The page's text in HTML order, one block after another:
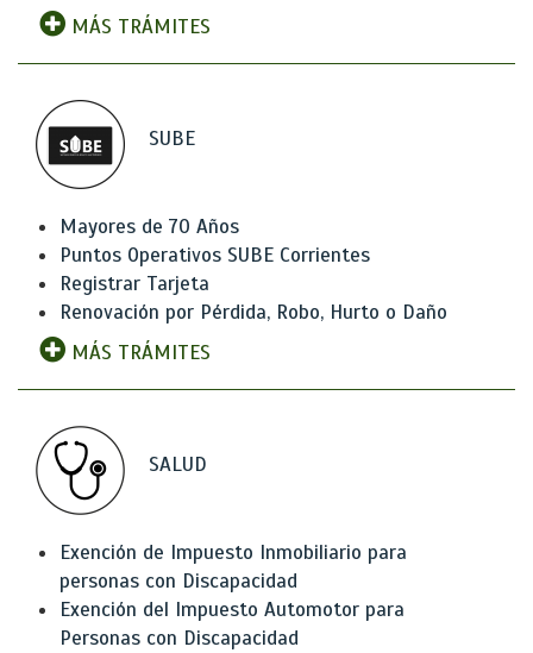
MÁS TRÁMITES
SUBE
Mayores de 70 Años
Puntos Operativos SUBE Corrientes
Registrar Tarjeta
Renovación por Pérdida, Robo, Hurto o Daño
MÁS TRÁMITES
SALUD
Exención de Impuesto Inmobiliario para
personas con Discapacidad
Exención del Impuesto Automotor para
Personas con Discapacidad